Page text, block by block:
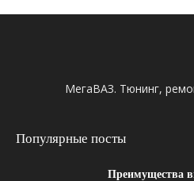
МегаВАЗ. Тюнинг,
Популярные посты
Преимущества